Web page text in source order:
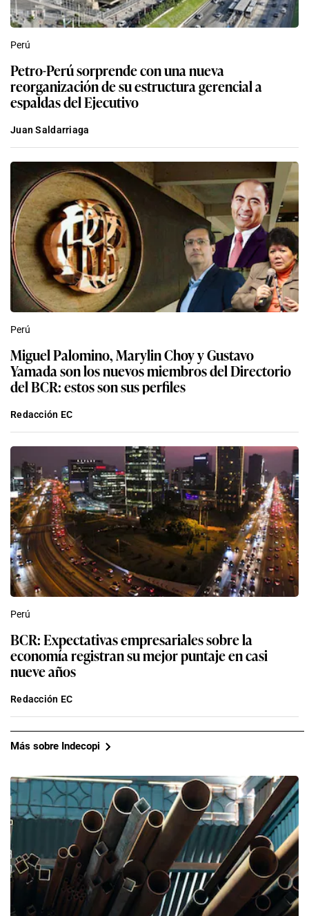
Perú
Petro-Perú sorprende con una nueva
reorganización de su estructura gerencial a
espaldas del Ejecutivo
Juan Saldarriaga
Perú
Miguel Palomino, Marylin Choy y Gustavo
Yamada son los nuevos miembros del Directorio
del BCR: estos son sus perfiles
Redacción EC
Perú
BCR: Expectativas empresariales sobre la
economía registran su mejor puntaje en casi
nueve años
Redacción EC
Más sobre Indecopi